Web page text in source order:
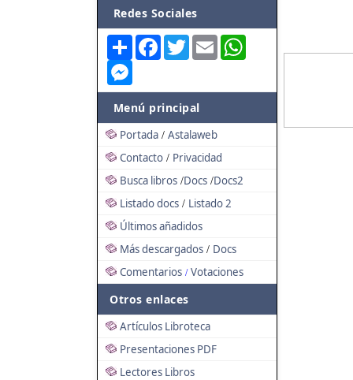
Redes Sociales
Share FacebookTwitterEmail
Menú principal
Portada / Astalaweb
Contacto / Privacidad
Busca libros /Docs /Docs2
Listado docs / Listado 2
Últimos añadidos
Más descargados / Docs
Comentarios / Votaciones
Otros enlaces
Artículos Libroteca
Presentaciones PDF
Lectores Libros